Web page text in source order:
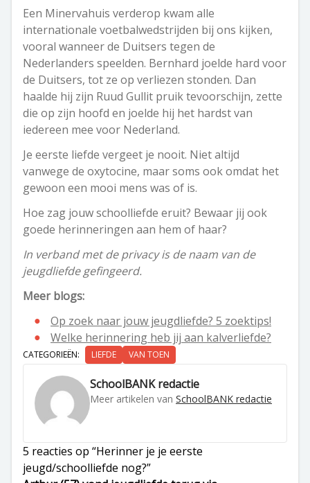
Een Minervahuis verderop kwam alle
internationale voetbalwedstrijden bij ons kijken,
vooral wanneer de Duitsers tegen de
Nederlanders speelden. Bernhard joelde hard voor
de Duitsers, tot ze op verliezen stonden. Dan
haalde hij zijn Ruud Gullit pruik tevoorschijn, zette
die op zijn hoofd en joelde hij het hardst van
iedereen mee voor Nederland.
Je eerste liefde vergeet je nooit. Niet altijd
vanwege de oxytocine, maar soms ook omdat het
gewoon een mooi mens was of is.
Hoe zag jouw schoolliefde eruit? Bewaar jij ook
goede herinneringen aan hem of haar?
In verband met de privacy is de naam van de
jeugdliefde gefingeerd.
Meer blogs:
Op zoek naar jouw jeugdliefde? 5 zoektips!
Welke herinnering heb jij aan kalverliefde?
CATEGORIEËN: LIEFDE VAN TOEN
SchoolBANK redactie
Meer artikelen van SchoolBANK redactie
5 reacties op “Herinner je je eerste
jeugd/schoolliefde nog?”